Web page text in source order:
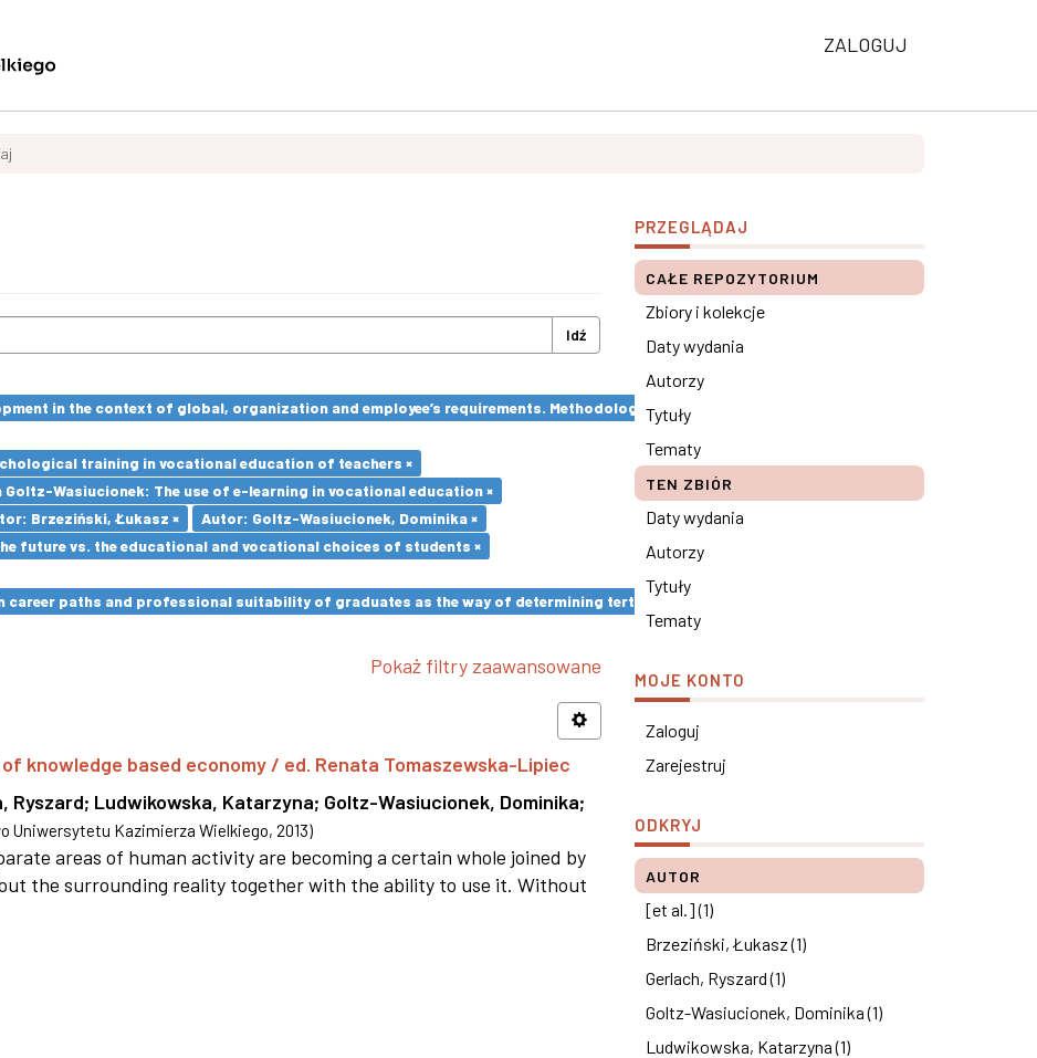
ZALOGUJ
Idź
in the context of global, organization and employee’s requirements. Methodological remarks ×
training in vocational education of teachers ×
Goltz-Wasiucionek: The use of e-learning in vocational education ×
Brzeziński, Łukasz ×
Autor: Goltz-Wasiucionek, Dominika ×
future vs. the educational and vocational choices of students ×
career paths and professional suitability of graduates as the way of determining tertiary education results ×
Pokaż filtry zaawansowane
knowledge based economy / ed. Renata Tomaszewska-Lipiec
Ryszard; Ludwikowska, Katarzyna; Goltz-Wasiucionek, Dominika;
Uniwersytetu Kazimierza Wielkiego, 2013)
areas of human activity are becoming a certain whole joined by
the surrounding reality together with the ability to use it. Without
PRZEGLĄDAJ
CAŁE REPOZYTORIUM
Zbiory i kolekcje
Daty wydania
Autorzy
Tytuły
Tematy
TEN ZBIÓR
Daty wydania
Autorzy
Tytuły
Tematy
MOJE KONTO
Zaloguj
Zarejestruj
ODKRYJ
AUTOR
[et al.] (1)
Brzeziński, Łukasz (1)
Gerlach, Ryszard (1)
Goltz-Wasiucionek, Dominika (1)
Ludwikowska, Katarzyna (1)